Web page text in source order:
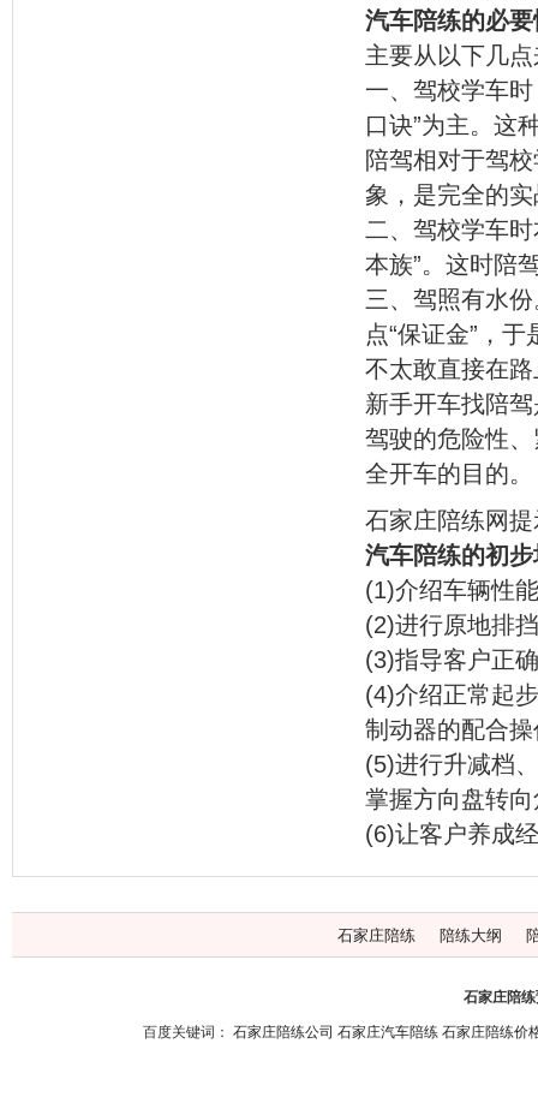
汽车陪练的必要
主要从以下几
一、驾校学车
口诀”为主。这
陪驾相对于驾
象，是完全的
二、驾校学车
本族”。这时陪
三、驾照有水
点“保证金”，
不太敢直接在
新手开车找陪
驾驶的危险性
全开车的目的。
石家庄陪练网
汽车陪练的初
(1)介绍车辆性
(2)进行原地排
(3)指导客户正
(4)介绍正常起
制动器的配合
(5)进行升减档
掌握方向盘转
(6)让客户养成
石家庄陪练 陪练大纲
石家庄陪
百度关键词： 石家庄陪练公司 石家庄汽车陪练 石家庄陪练价